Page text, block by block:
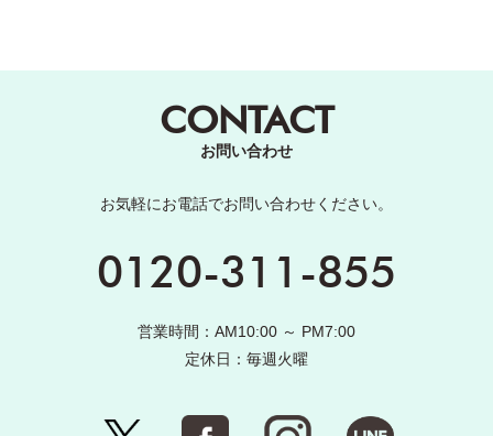
CONTACT
お問い合わせ
お気軽にお電話でお問い合わせください。
0120-311-855
営業時間：AM10:00 ～ PM7:00
定休日：毎週火曜